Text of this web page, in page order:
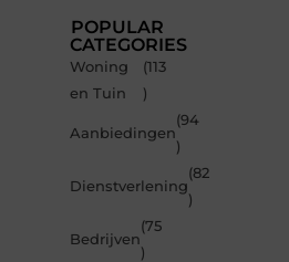
POPULAR
CATEGORIES
Woning
en Tuin
(113
)
Aanbiedingen
(94
)
Dienstverlening
(82
)
Bedrijven
(75
)